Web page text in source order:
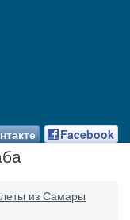
Facebook
из Самары